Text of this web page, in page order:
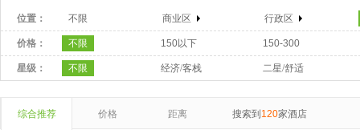
位置： 不限 商业区 行政区
价格： 不限 150以下 150-300
星级： 不限 经济/客栈 二星/舒适
综合推荐 价格 距离 搜索到 120家酒店